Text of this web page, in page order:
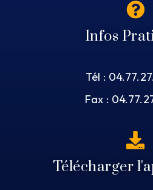
Infos
Tél :
Fax :
Télécharger